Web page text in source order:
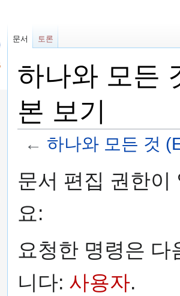
하나와 모든
본 보기
← 하나와 모든 것
러
기
로
기
색
러
가
문서 편집 권한이
요:
요청한 명령은
니다: 사용자.
문서 토론